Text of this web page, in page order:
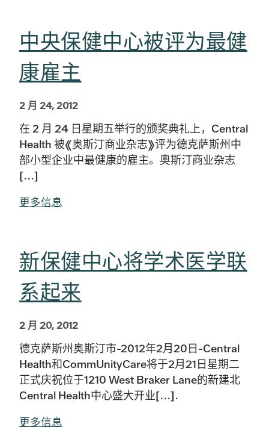
中央保健中心被评为最健
康雇主
2 月 24, 2012
在 2 月 24 日星期五举行的颁奖典礼上，Central
Health 被《奥斯汀商业杂志》评为德克萨斯州中
部小型企业中最健康的雇主。奥斯汀商业杂志
[...]
更多信息
新保健中心将学术医学联
系起来
2 月 20, 2012
德克萨斯州奥斯汀市-2012年2月20日-Central
Health和CommUnityCare将于2月21日星期二
正式庆祝位于1210 West Braker Lane的新建北
Central Health中心盛大开业[...].
更多信息